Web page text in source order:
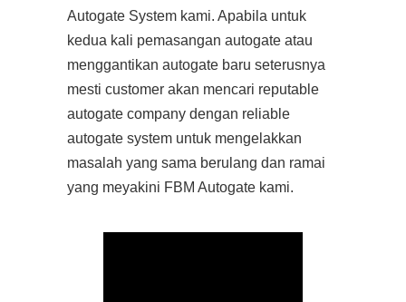
Autogate System kami. Apabila untuk
kedua kali pemasangan autogate atau
menggantikan autogate baru seterusnya
mesti customer akan mencari reputable
autogate company dengan reliable
autogate system untuk mengelakkan
masalah yang sama berulang dan ramai
yang meyakini FBM Autogate kami.